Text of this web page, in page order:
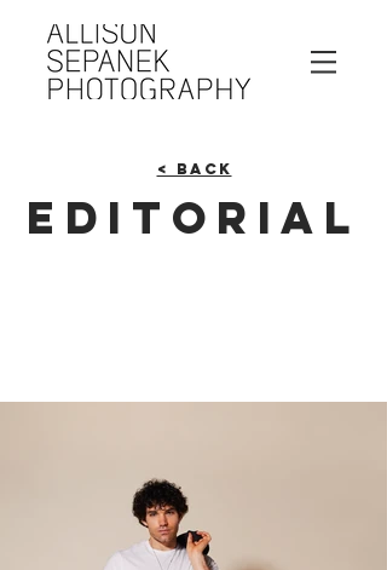
< Back
EDITORIAL